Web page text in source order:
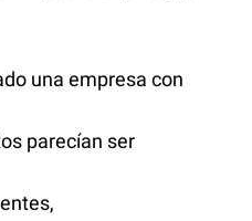
una empresa con
parecían ser